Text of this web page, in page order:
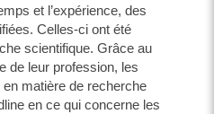
et l’expérience, des
Celles-ci ont été
scientifique. Grâce au
de leur profession, les
matière de recherche
en ce qui concerne les